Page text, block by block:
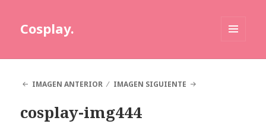
Cosplay.
IMAGEN ANTERIOR
IMAGEN SIGUIENTE
cosplay-img444